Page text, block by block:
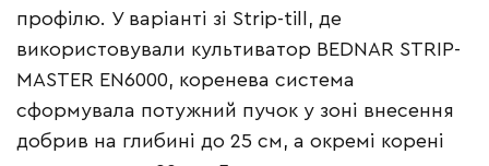
профілю. У варіанті зі Strip-till, де
використовували культиватор BEDNAR STRIP-
MASTER EN6000, коренева система
сформувала потужний пучок у зоні внесення
добрив на глибині до 25 см, а окремі корені